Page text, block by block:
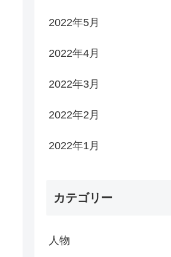
2022年5月
2022年4月
2022年3月
2022年2月
2022年1月
カテゴリー
人物